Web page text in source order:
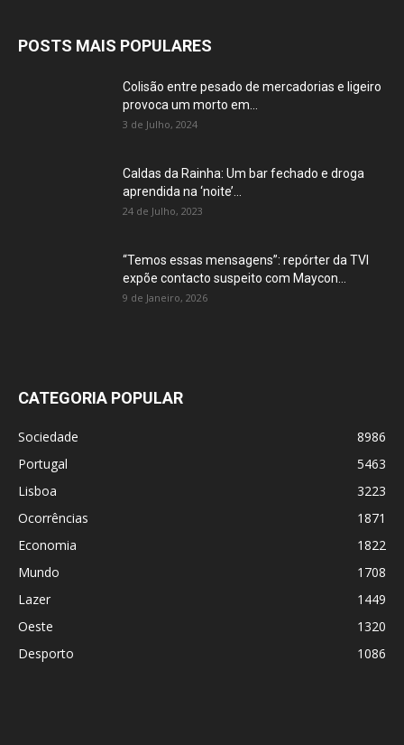
POSTS MAIS POPULARES
Colisão entre pesado de mercadorias e ligeiro
provoca um morto em...
3 de Julho, 2024
Caldas da Rainha: Um bar fechado e droga
aprendida na ‘noite’...
24 de Julho, 2023
“Temos essas mensagens”: repórter da TVI
expõe contacto suspeito com Maycon...
9 de Janeiro, 2026
CATEGORIA POPULAR
Sociedade
8986
Portugal
5463
Lisboa
3223
Ocorrências
1871
Economia
1822
Mundo
1708
Lazer
1449
Oeste
1320
Desporto
1086